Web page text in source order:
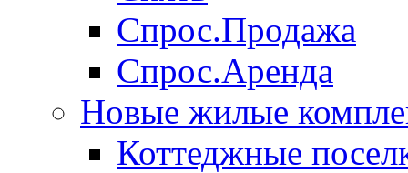
Спрос.Продажа
Спрос.Аренда
Новые жилые
Коттеджные